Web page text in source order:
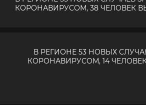
КОРОНАВИРУСОМ, 38 ЧЕЛОВЕК
В РЕГИОНЕ 53 НОВЫХ
КОРОНАВИРУСОМ, 14